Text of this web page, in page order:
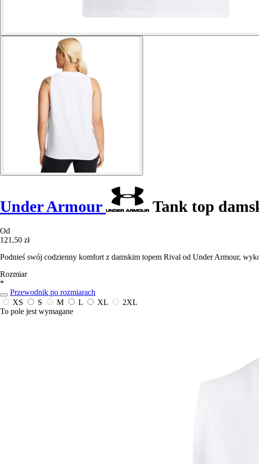
Under Armour Tank top
Od
121,50 zł
Podnieś swój codzienny komfort z damskim topem Rival od Under Armour,
Rozmiar
*
Przewodnik po rozmiarach
XS
S M L XL
2XL
To pole jest wymagane